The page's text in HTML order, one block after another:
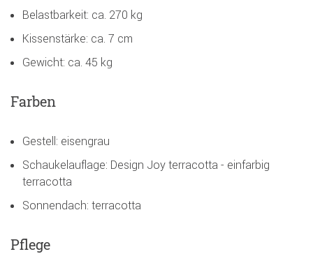
Belastbarkeit: ca. 270 kg
Kissenstärke: ca. 7 cm
Gewicht: ca. 45 kg
Farben
Gestell: eisengrau
Schaukelauflage: Design Joy terracotta - einfarbig
terracotta
Sonnendach: terracotta
Pflege